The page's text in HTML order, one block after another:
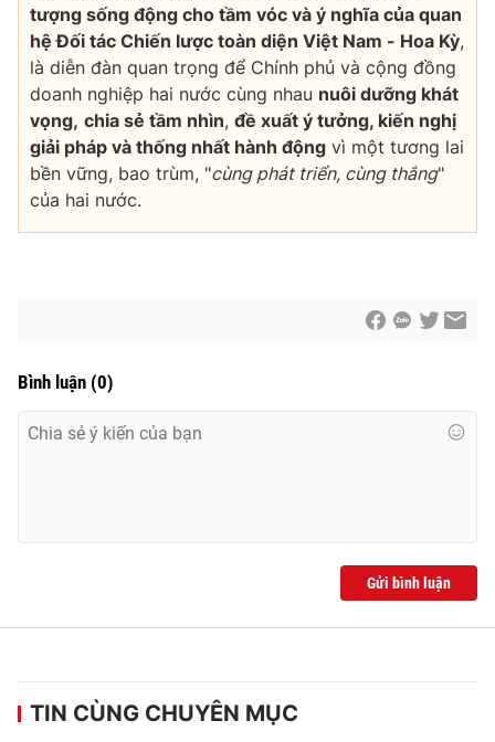
tượng sống động cho tầm vóc và ý nghĩa của quan
hệ Đối tác Chiến lược toàn diện Việt Nam - Hoa Kỳ,
là diễn đàn quan trọng để Chính phủ và cộng đồng
doanh nghiệp hai nước cùng nhau nuôi dưỡng khát
vọng, chia sẻ tầm nhìn, đề xuất ý tưởng, kiến nghị
giải pháp và thống nhất hành động vì một tương lai
bền vững, bao trùm, "cùng phát triển, cùng thắng"
của hai nước.
Bình luận (0)
Gửi bình luận
TIN CÙNG CHUYÊN MỤC